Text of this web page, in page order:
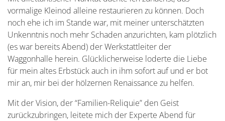
vormalige Kleinod alleine restaurieren zu können. Doch
noch ehe ich im Stande war, mit meiner unterschätzten
Unkenntnis noch mehr Schaden anzurichten, kam plötzlich
(es war bereits Abend) der Werkstattleiter der
Waggonhalle herein. Glücklicherweise loderte die Liebe
für mein altes Erbstück auch in ihm sofort auf und er bot
mir an, mir bei der hölzernen Renaissance zu helfen.
Mit der Vision, der “Familien-Reliquie” den Geist
zurückzubringen, leitete mich der Experte Abend für